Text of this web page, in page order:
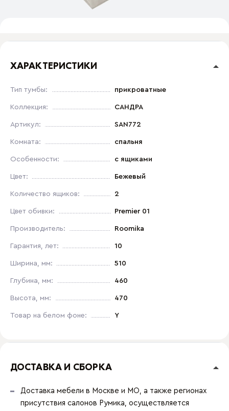
ХАРАКТЕРИСТИКИ
Тип тумбы: прикроватные
Коллекция: САНДРА
Артикул: SAN772
Комната: спальня
Особенности: с ящиками
Цвет: Бежевый
Количество ящиков: 2
Цвет обивки: Premier 01
Производитель: Roomika
Гарантия, лет: 10
Ширина, мм: 510
Глубина, мм: 460
Высота, мм: 470
Товар на белом фоне: Y
ДОСТАВКА И СБОРКА
Доставка мебели в Москве и МО, а также регионах
присутствия салонов Румика, осуществляется